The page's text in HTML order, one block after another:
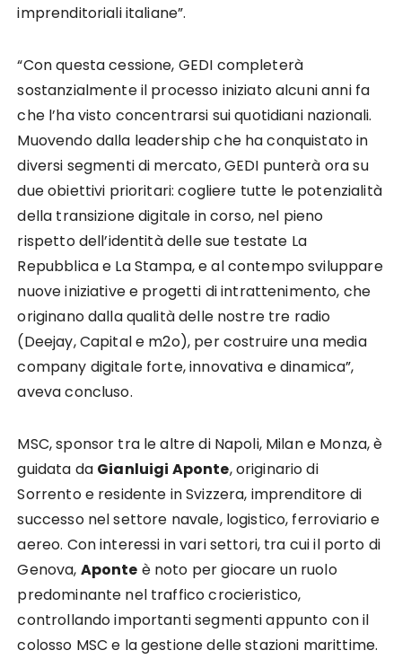
imprenditoriali italiane”.
“Con questa cessione, GEDI completerà
sostanzialmente il processo iniziato alcuni anni fa
che l’ha visto concentrarsi sui quotidiani nazionali.
Muovendo dalla leadership che ha conquistato in
diversi segmenti di mercato, GEDI punterà ora su
due obiettivi prioritari: cogliere tutte le potenzialità
della transizione digitale in corso, nel pieno
rispetto dell’identità delle sue testate La
Repubblica e La Stampa, e al contempo sviluppare
nuove iniziative e progetti di intrattenimento, che
originano dalla qualità delle nostre tre radio
(Deejay, Capital e m2o), per costruire una media
company digitale forte, innovativa e dinamica”,
aveva concluso.
MSC, sponsor tra le altre di Napoli, Milan e Monza, è
guidata da Gianluigi Aponte, originario di
Sorrento e residente in Svizzera, imprenditore di
successo nel settore navale, logistico, ferroviario e
aereo. Con interessi in vari settori, tra cui il porto di
Genova, Aponte è noto per giocare un ruolo
predominante nel traffico crocieristico,
controllando importanti segmenti appunto con il
colosso MSC e la gestione delle stazioni marittime.